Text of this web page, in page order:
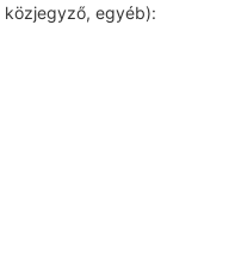
közjegyző, egyéb):